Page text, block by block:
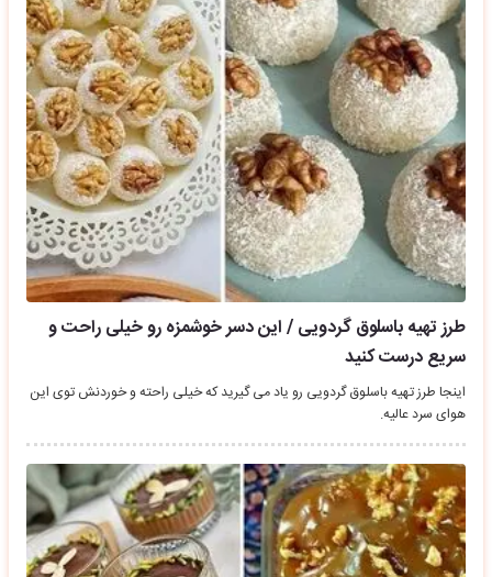
طرز تهیه باسلوق گردویی / این دسر خوشمزه رو خیلی راحت و
سریع درست کنید
اینجا طرز تهیه باسلوق گردویی رو یاد می گیرید که خیلی راحته و خوردنش توی این
هوای سرد عالیه.